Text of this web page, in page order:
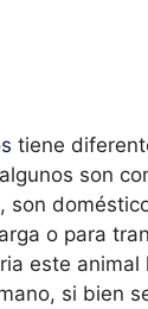
tiene
son
son
o para
este animal
si bien